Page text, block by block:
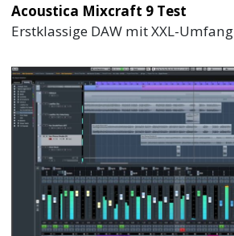
Acoustica Mixcraft 9 Test
Erstklassige DAW mit XXL-Umfang